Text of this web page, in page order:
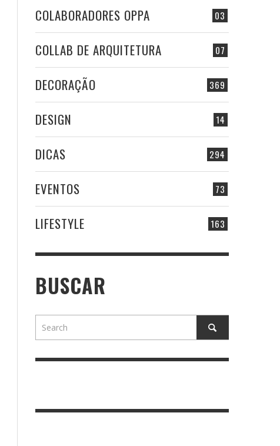
03
COLABORADORES OPPA
07
COLLAB DE ARQUITETURA
369
DECORAÇÃO
14
DESIGN
294
DICAS
73
EVENTOS
163
LIFESTYLE
BUSCAR